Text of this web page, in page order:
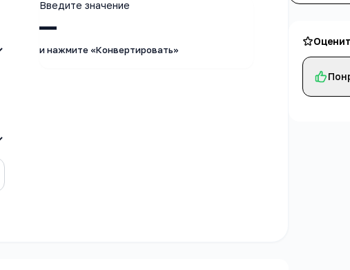
—
Введите значение
и нажмите «Конвертировать»